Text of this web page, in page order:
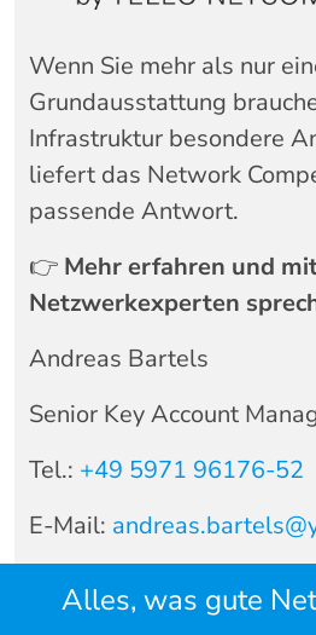
Wenn Sie mehr als nur
Grundausstattung
Infrastruktur besondere
liefert das Network
passende Antwort.
👉 Mehr erfahren und
Netzwerkexperten
Andreas Bartels
Senior Key Account
Tel.: +49 5971 96176-52
E-Mail:
Alles, was gute